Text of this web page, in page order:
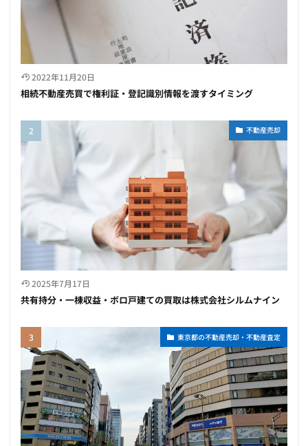
2022年11月20日
相続不動産売買で権利証・登記識別情報を渡すタイミング
不動産売却
2025年7月17日
共有持分・一棟収益・ボロ戸建ての買取は株式会社シルムナイン
東京都の不動産売却・不動産査定